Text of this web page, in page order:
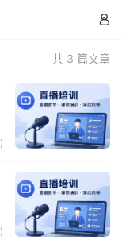

共 3 篇文章
)
)